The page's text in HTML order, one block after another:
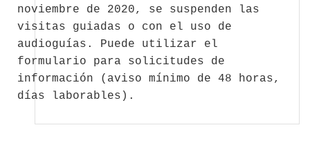
noviembre de 2020, se suspenden las
visitas guiadas o con el uso de
audioguías. Puede utilizar el
formulario para solicitudes de
información (aviso mínimo de 48 horas,
días laborables).